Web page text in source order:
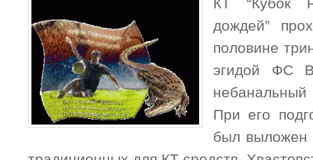
КТ “Кубок
дождей”
половине
эгидой ФС
небанальный
При его
был выложен